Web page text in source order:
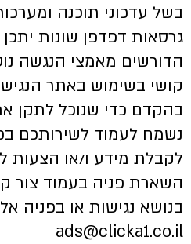
בשל עדכוני תוכנה
גרסאות דפדפן שונות
הדורשים מאמצי הנגשה
קושי בשימוש באתר הנגיש
בהקדם כדי שנוכל לתקן
נשמח לעמוד לשירותכם
לקבלת מידע ו/או הצעות
השארת פניה בעמוד צור
בנושא נגישות או בפניה
ads@clicka1.co.il